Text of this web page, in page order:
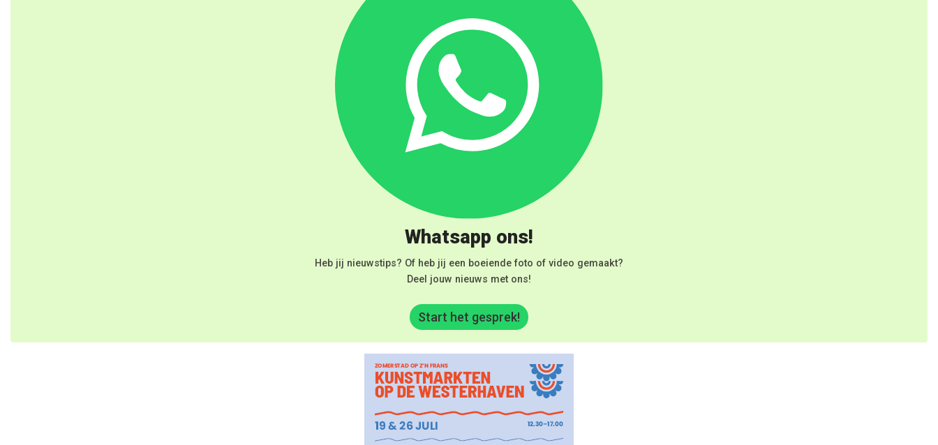
Whatsapp ons!
Heb jij nieuwstips? Of heb jij een boeiende foto of video gemaakt?
Deel jouw nieuws met ons!
Start het gesprek!